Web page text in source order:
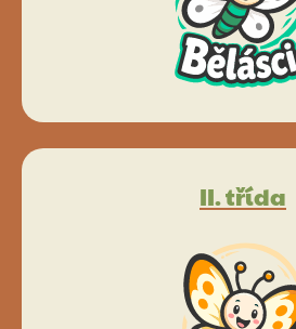
II. třída